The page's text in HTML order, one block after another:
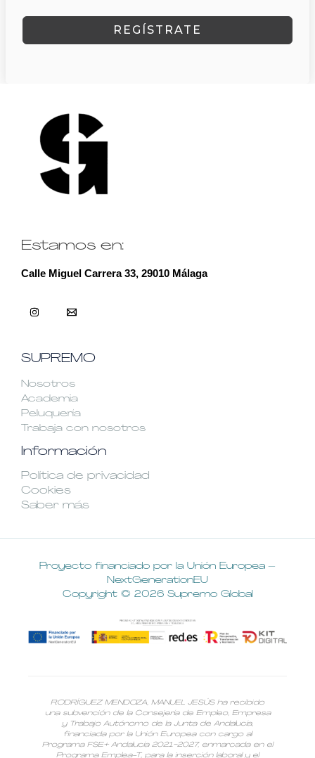
Alternative:
REGÍSTRATE
Estamos en:
Calle Miguel Carrera 33, 29010 Málaga
SUPREMO
Nosotros
Academia
Peluquería
Trabaja con nosotros
Información
Política de privacidad
Cookies
Saber más
Proyecto financiado por la Unión Europea –
NextGenerationEU
Copyright © 2026 Supremo Global
RODRÍGUEZ MENDOZA, MANUEL JESÚS ha recibido
una subvención de la Consejería de Empleo, Empresa
y Trabajo Autónomo de la Junta de Andalucía,
financiada por la Unión Europea con cargo al
Programa FSE+ Andalucía 2021-2027, enmarcada en el
Programa Emplea-T, para la inserción laboral y el